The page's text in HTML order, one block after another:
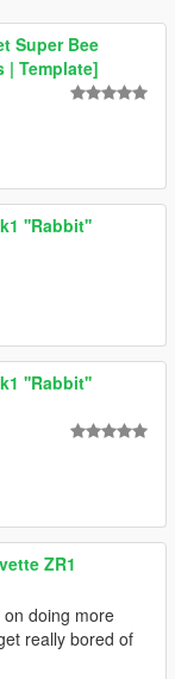
Super Bee
| Template]
''Rabbit''
''Rabbit''
ZR1
doing more
really bored of